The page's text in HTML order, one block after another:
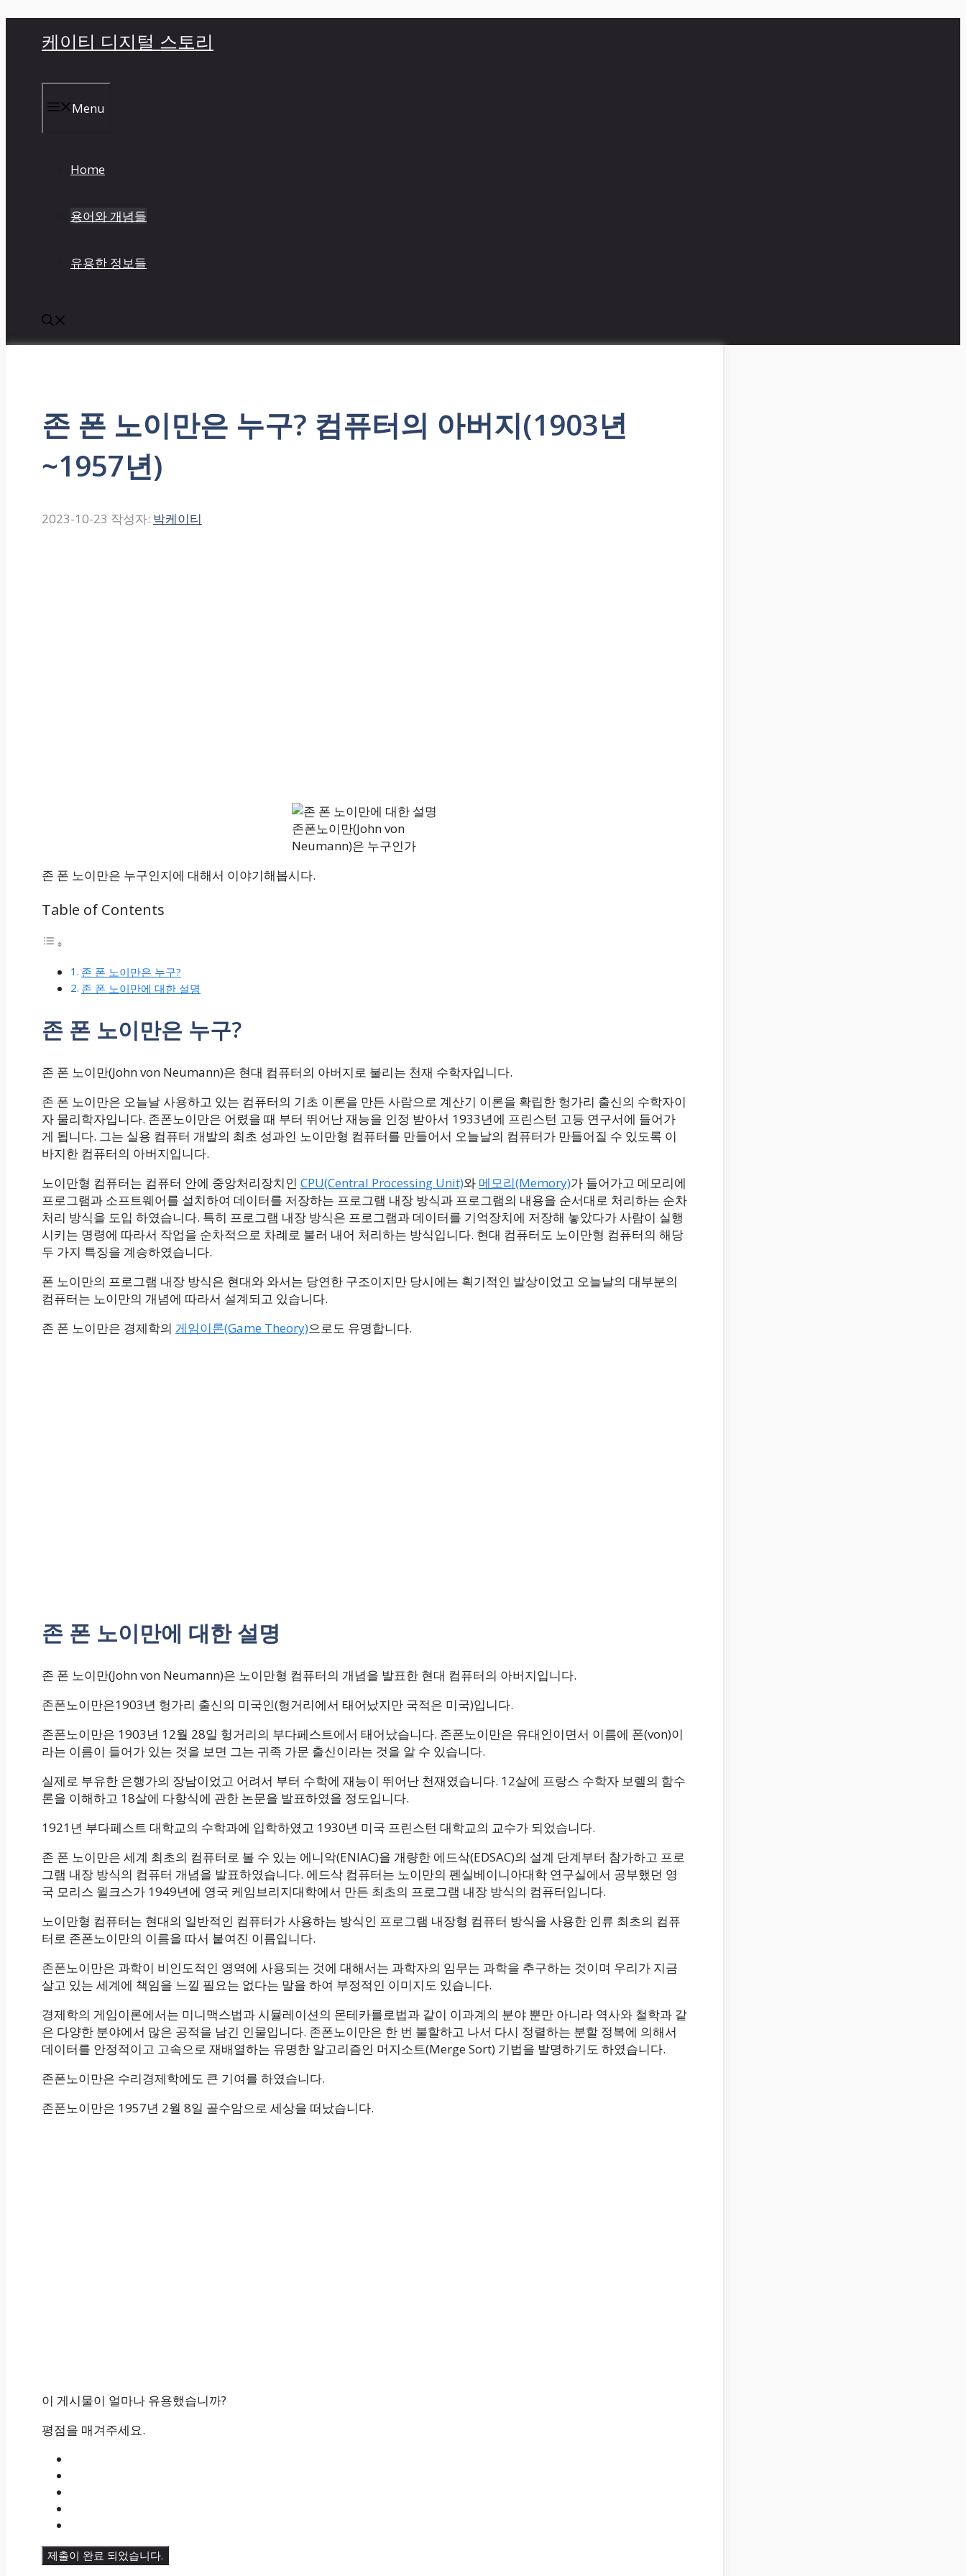
케이티 디지털 스토리
Menu
Home
용어와 개념들
유용한 정보들
존 폰 노이만은 누구? 컴퓨터의 아버지(1903년
~1957년)
2023-10-23 작성자: 박케이티
존폰노이만(John von
Neumann)은 누구인가
존 폰 노이만은 누구인지에 대해서 이야기해봅시다.
Table of Contents
존 폰 노이만은 누구?
존 폰 노이만에 대한 설명
존 폰 노이만은 누구?
존 폰 노이만(John von Neumann)은 현대 컴퓨터의 아버지로 불리는 천재 수학자입니다.
존 폰 노이만은 오늘날 사용하고 있는 컴퓨터의 기초 이론을 만든 사람으로 계산기 이론을 확립한 헝가리 출신의 수학자이
자 물리학자입니다. 존폰노이만은 어렸을 때 부터 뛰어난 재능을 인정 받아서 1933년에 프린스턴 고등 연구서에 들어가
게 됩니다. 그는 실용 컴퓨터 개발의 최초 성과인 노이만형 컴퓨터를 만들어서 오늘날의 컴퓨터가 만들어질 수 있도록 이
바지한 컴퓨터의 아버지입니다.
노이만형 컴퓨터는 컴퓨터 안에 중앙처리장치인 CPU(Central Processing Unit)와 메모리(Memory)가 들어가고 메모리에
프로그램과 소프트웨어를 설치하여 데이터를 저장하는 프로그램 내장 방식과 프로그램의 내용을 순서대로 처리하는 순차
처리 방식을 도입 하였습니다. 특히 프로그램 내장 방식은 프로그램과 데이터를 기억장치에 저장해 놓았다가 사람이 실행
시키는 명령에 따라서 작업을 순차적으로 차례로 불러 내어 처리하는 방식입니다. 현대 컴퓨터도 노이만형 컴퓨터의 해당
두 가지 특징을 계승하였습니다.
폰 노이만의 프로그램 내장 방식은 현대와 와서는 당연한 구조이지만 당시에는 획기적인 발상이었고 오늘날의 대부분의
컴퓨터는 노이만의 개념에 따라서 설계되고 있습니다.
존 폰 노이만은 경제학의 게임이론(Game Theory)으로도 유명합니다.
존 폰 노이만에 대한 설명
존 폰 노이만(John von Neumann)은 노이만형 컴퓨터의 개념을 발표한 현대 컴퓨터의 아버지입니다.
존폰노이만은1903년 헝가리 출신의 미국인(헝거리에서 태어났지만 국적은 미국)입니다.
존폰노이만은 1903년 12월 28일 헝거리의 부다페스트에서 태어났습니다. 존폰노이만은 유대인이면서 이름에 폰(von)이
라는 이름이 들어가 있는 것을 보면 그는 귀족 가문 출신이라는 것을 알 수 있습니다.
실제로 부유한 은행가의 장남이었고 어려서 부터 수학에 재능이 뛰어난 천재였습니다. 12살에 프랑스 수학자 보렐의 함수
론을 이해하고 18살에 다항식에 관한 논문을 발표하였을 정도입니다.
1921년 부다페스트 대학교의 수학과에 입학하였고 1930년 미국 프린스턴 대학교의 교수가 되었습니다.
존 폰 노이만은 세계 최초의 컴퓨터로 볼 수 있는 에니악(ENIAC)을 개량한 에드삭(EDSAC)의 설계 단계부터 참가하고 프로
그램 내장 방식의 컴퓨터 개념을 발표하였습니다. 에드삭 컴퓨터는 노이만의 펜실베이니아대학 연구실에서 공부했던 영
국 모리스 윌크스가 1949년에 영국 케임브리지대학에서 만든 최초의 프로그램 내장 방식의 컴퓨터입니다.
노이만형 컴퓨터는 현대의 일반적인 컴퓨터가 사용하는 방식인 프로그램 내장형 컴퓨터 방식을 사용한 인류 최초의 컴퓨
터로 존폰노이만의 이름을 따서 붙여진 이름입니다.
존폰노이만은 과학이 비인도적인 영역에 사용되는 것에 대해서는 과학자의 임무는 과학을 추구하는 것이며 우리가 지금
살고 있는 세계에 책임을 느낄 필요는 없다는 말을 하여 부정적인 이미지도 있습니다.
경제학의 게임이론에서는 미니맥스법과 시뮬레이션의 몬테카를로법과 같이 이과계의 분야 뿐만 아니라 역사와 철학과 같
은 다양한 분야에서 많은 공적을 남긴 인물입니다. 존폰노이만은 한 번 불할하고 나서 다시 정렬하는 분할 정복에 의해서
데이터를 안정적이고 고속으로 재배열하는 유명한 알고리즘인 머지소트(Merge Sort) 기법을 발명하기도 하였습니다.
존폰노이만은 수리경제학에도 큰 기여를 하였습니다.
존폰노이만은 1957년 2월 8일 골수암으로 세상을 떠났습니다.
이 게시물이 얼마나 유용했습니까?
평점을 매겨주세요.
제출이 완료 되었습니다.